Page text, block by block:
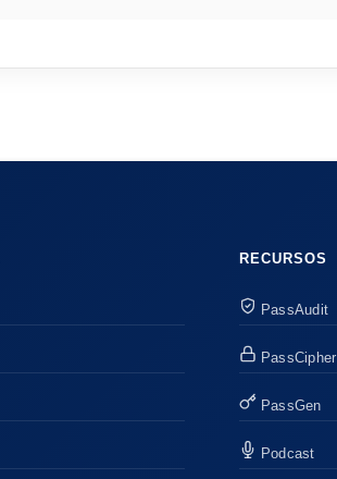
RECURSOS
PassAudit
PassCipher
PassGen
Podcast